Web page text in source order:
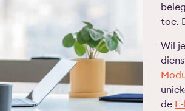
toe.
Wil
de